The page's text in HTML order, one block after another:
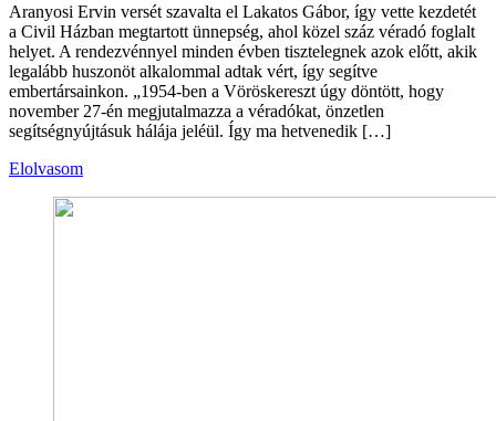
Aranyosi Ervin versét szavalta el Lakatos Gábor, így vette kezdetét
a Civil Házban megtartott ünnepség, ahol közel száz véradó foglalt
helyet. A rendezvénnyel minden évben tisztelegnek azok előtt, akik
legalább huszonöt alkalommal adtak vért, így segítve
embertársainkon. „1954-ben a Vöröskereszt úgy döntött, hogy
november 27-én megjutalmazza a véradókat, önzetlen
segítségnyújtásuk hálája jeléül. Így ma hetvenedik […]
Elolvasom